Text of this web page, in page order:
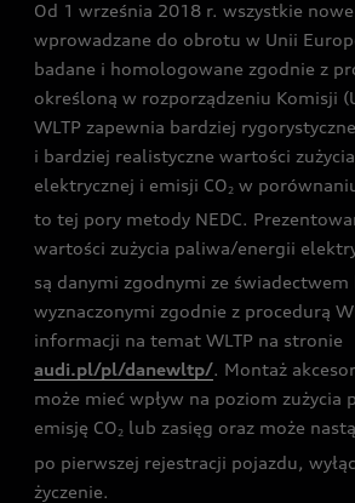
Audi exclusive
Od 1 września 2018 r. wszystkie
wprowadzane do obrotu w Unii
badane i homologowane zgodnie z
określoną w rozporządzeniu Komisji
WLTP zapewnia bardziej
i bardziej realistyczne wartości
elektrycznej i emisji CO2 w
to tej pory metody NEDC.
wartości zużycia paliwa/energii
są danymi zgodnymi ze
wyznaczonymi zgodnie z procedurą
informacji na temat WLTP na stronie
audi.pl/pl/danewltp/. Montaż
może mieć wpływ na poziom zużycia
emisję CO2 lub zasięg oraz może
po pierwszej rejestracji pojazdu,
życzenie.